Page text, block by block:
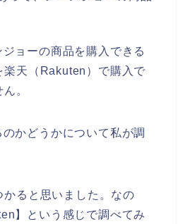
ョーの商品を購入できる
楽天（Rakuten）で購入で
。
かどうかについて私が調
ると思いました。なの
】という感じで調べてみ